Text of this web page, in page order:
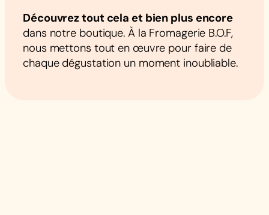
Découvrez tout cela et bien plus encore
dans notre boutique. À la Fromagerie B.O.F,
nous mettons tout en œuvre pour faire de
chaque dégustation un moment inoubliable.